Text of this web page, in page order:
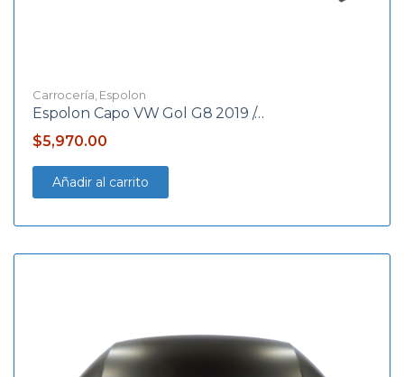
Carrocería Espolon
Espolon Capo VW Gol G8 2019 /…
$5,970.00
Añadir al carrito